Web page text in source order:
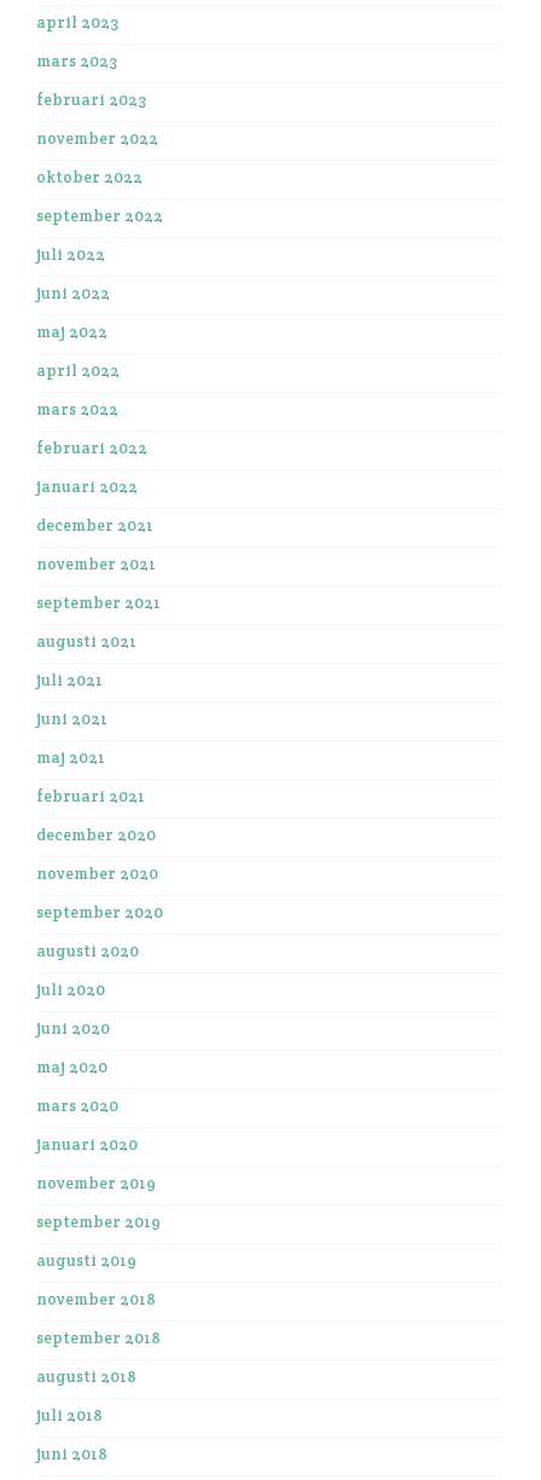
april 2023
mars 2023
februari 2023
november 2022
oktober 2022
september 2022
juli 2022
juni 2022
maj 2022
april 2022
mars 2022
februari 2022
januari 2022
december 2021
november 2021
september 2021
augusti 2021
juli 2021
juni 2021
maj 2021
februari 2021
december 2020
november 2020
september 2020
augusti 2020
juli 2020
juni 2020
maj 2020
mars 2020
januari 2020
november 2019
september 2019
augusti 2019
november 2018
september 2018
augusti 2018
juli 2018
juni 2018